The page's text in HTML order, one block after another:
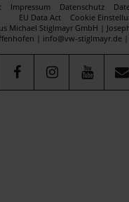
Impressum Datenschutz
EU Data Act
Cookie
Michael Stiglmayr GmbH |
| info@vw-stiglmayr.de |